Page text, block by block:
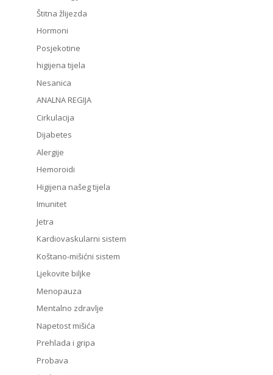
Štitna žlijezda
Hormoni
Posjekotine
higijena tijela
Nesanica
ANALNA REGIJA
Cirkulacija
Dijabetes
Alergije
Hemoroidi
Higijena našeg tijela
Imunitet
Jetra
Kardiovaskularni sistem
Koštano-mišićni sistem
Ljekovite biljke
Menopauza
Mentalno zdravlje
Napetost mišića
Prehlada i gripa
Probava